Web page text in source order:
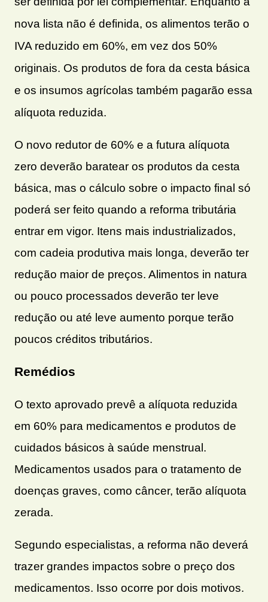
nova lista não é definida, os alimentos terão o
IVA reduzido em 60%, em vez dos 50%
originais. Os produtos de fora da cesta básica
e os insumos agrícolas também pagarão essa
alíquota reduzida.
O novo redutor de 60% e a futura alíquota
zero deverão baratear os produtos da cesta
básica, mas o cálculo sobre o impacto final só
poderá ser feito quando a reforma tributária
entrar em vigor. Itens mais industrializados,
com cadeia produtiva mais longa, deverão ter
redução maior de preços. Alimentos in natura
ou pouco processados deverão ter leve
redução ou até leve aumento porque terão
poucos créditos tributários.
Remédios
O texto aprovado prevê a alíquota reduzida
em 60% para medicamentos e produtos de
cuidados básicos à saúde menstrual.
Medicamentos usados para o tratamento de
doenças graves, como câncer, terão alíquota
zerada.
Segundo especialistas, a reforma não deverá
trazer grandes impactos sobre o preço dos
medicamentos. Isso ocorre por dois motivos.